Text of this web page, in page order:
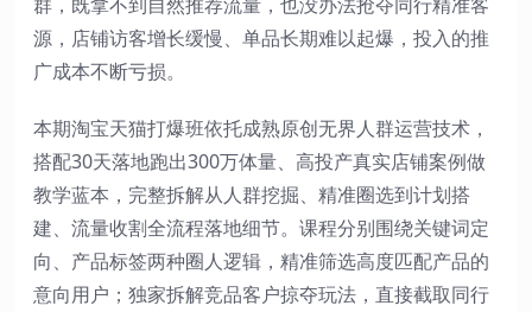
源，店铺访客增长缓慢、单品长期难以起爆，投入的推
广成本不断亏损。
本期淘宝天猫打爆班依托成熟原创无界人群运营技术，
搭配30天落地跑出300万体量、高投产真实店铺案例做
教学蓝本，完整拆解从人群挖掘、精准圈选到计划搭
建、流量收割全流程落地细节。课程分别围绕关键词定
向、产品标签两种圈人逻辑，精准筛选高度匹配产品的
意向用户；独家拆解竞品客户掠夺玩法，直接截取同行